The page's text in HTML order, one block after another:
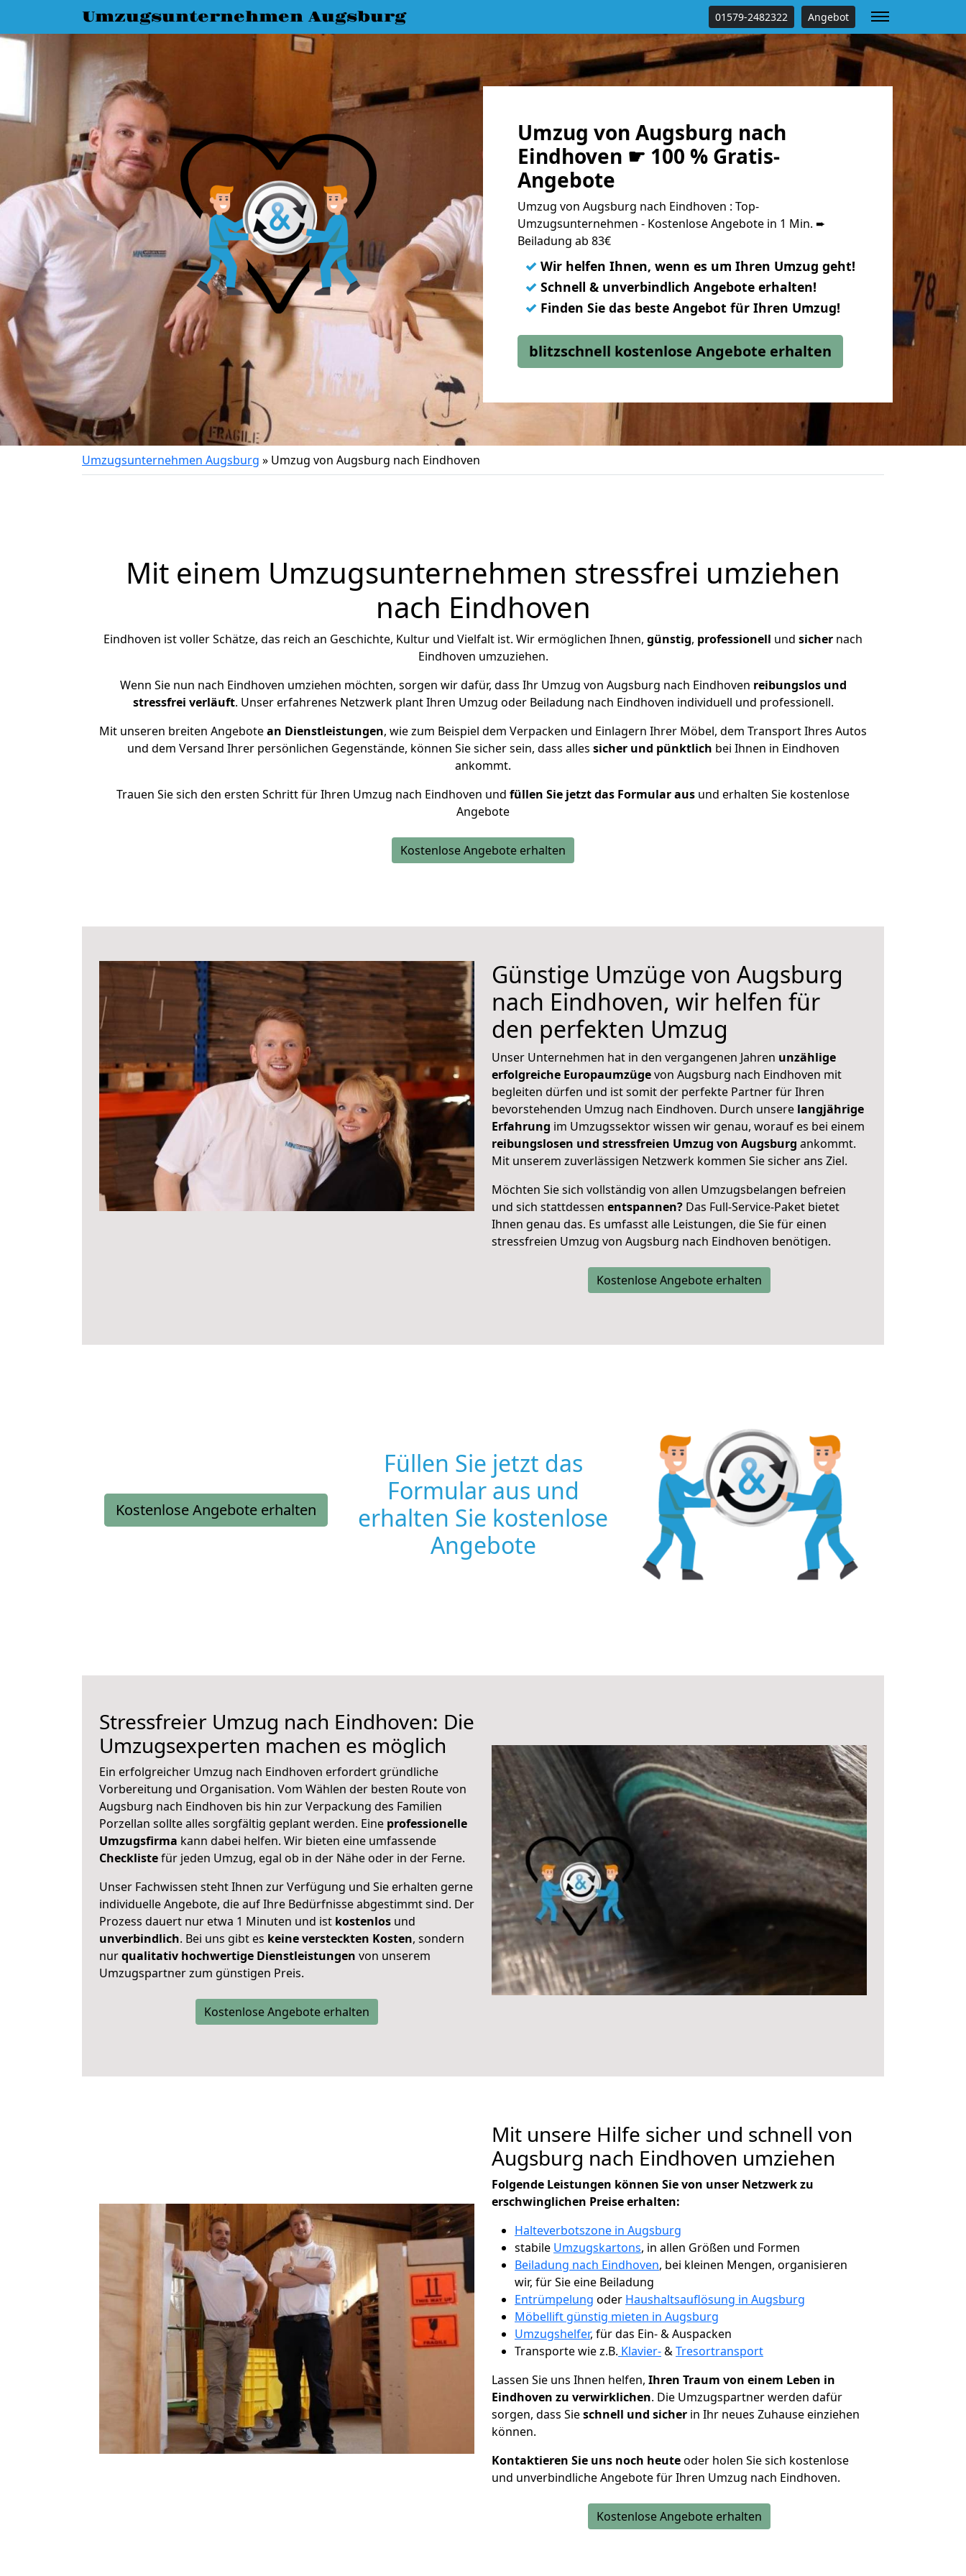
Umzugsunternehmen Augsburg 01579-2482322 Angebot
Umzug von Augsburg nach
Eindhoven ☛ 100 % Gratis-
Angebote
Umzug von Augsburg nach Eindhoven : Top-
Umzugsunternehmen - Kostenlose Angebote in 1 Min. ➨
Beiladung ab 83€
✓ Wir helfen Ihnen, wenn es um Ihren Umzug geht!
✓ Schnell & unverbindlich Angebote erhalten!
✓ Finden Sie das beste Angebot für Ihren Umzug!
blitzschnell kostenlose Angebote erhalten
Umzugsunternehmen Augsburg » Umzug von Augsburg nach Eindhoven
Mit einem Umzugsunternehmen stressfrei umziehen
nach Eindhoven
Eindhoven ist voller Schätze, das reich an Geschichte, Kultur und Vielfalt ist. Wir ermöglichen Ihnen, günstig, professionell und sicher nach
Eindhoven umzuziehen.
Wenn Sie nun nach Eindhoven umziehen möchten, sorgen wir dafür, dass Ihr Umzug von Augsburg nach Eindhoven reibungslos und
stressfrei verläuft. Unser erfahrenes Netzwerk plant Ihren Umzug oder Beiladung nach Eindhoven individuell und professionell.
Mit unseren breiten Angebotean Dienstleistungen, wie zum Beispiel dem Verpacken und Einlagern Ihrer Möbel, dem Transport Ihres Autos
und dem Versand Ihrer persönlichen Gegenstände, können Sie sicher sein, dass alles sicher und pünktlich bei Ihnen in Eindhoven
ankommt.
Trauen Sie sich den ersten Schritt für Ihren Umzug nach Eindhoven und füllen Sie jetzt das Formular aus und erhalten Sie kostenlose
Angebote
Kostenlose Angebote erhalten
Günstige Umzüge von Augsburg
nach Eindhoven, wir helfen für
den perfekten Umzug
Unser Unternehmen hat in den vergangenen Jahren unzählige
erfolgreiche Europaumzügevon Augsburg nach Eindhoven mit
begleiten dürfen und ist somit der perfekte Partner für Ihren
bevorstehenden Umzug nach Eindhoven. Durch unsere langjährige
Erfahrung im Umzugssektor wissen wir genau, worauf es bei einem
reibungslosen und stressfreien Umzug von Augsburg ankommt.
Mit unserem zuverlässigen Netzwerk kommen Sie sicher ans Ziel.
Möchten Sie sich vollständig von allen Umzugsbelangen befreien
und sich stattdessen entspannen? Das Full-Service-Paket bietet
Ihnen genau das. Es umfasst alle Leistungen, die Sie für einen
stressfreien Umzug von Augsburg nach Eindhoven benötigen.
Kostenlose Angebote erhalten
Kostenlose Angebote erhalten
Füllen Sie jetzt das
Formular aus und
erhalten Sie kostenlose
Angebote
Stressfreier Umzug nach Eindhoven: Die
Umzugsexperten machen es möglich
Ein erfolgreicher Umzug nach Eindhoven erfordert gründliche
Vorbereitung und Organisation. Vom Wählen der besten Route von
Augsburg nach Eindhoven bis hin zur Verpackung des Familien
Porzellan sollte alles sorgfältig geplant werden. Eine professionelle
Umzugsfirma kann dabei helfen. Wir bieten eine umfassende
Checklistefür jeden Umzug, egal ob in der Nähe oder in der Ferne.
Unser Fachwissen steht Ihnen zur Verfügung und Sie erhalten gerne
individuelle Angebote, die auf Ihre Bedürfnisse abgestimmt sind. Der
Prozess dauert nur etwa 1 Minuten und ist kostenlos und
unverbindlich. Bei uns gibt es keine versteckten Kosten, sondern
nurqualitativ hochwertige Dienstleistungen von unserem
Umzugspartner zum günstigen Preis.
Kostenlose Angebote erhalten
Mit unsere Hilfe sicher und schnell von
Augsburg nach Eindhoven umziehen
Folgende Leistungen können Sie von unser Netzwerk zu
erschwinglichen Preise erhalten:
Halteverbotszone in Augsburg
stabile Umzugskartons, in allen Größen und Formen
Beiladung nach Eindhoven, bei kleinen Mengen, organisieren
wir, für Sie eine Beiladung
Entrümpelung oder Haushaltsauflösung in Augsburg
Möbellift günstig mieten in Augsburg
Umzugshelfer, für das Ein- & Auspacken
Transporte wie z.B. Klavier-&Tresortransport
Lassen Sie uns Ihnen helfen, Ihren Traum von einem Leben in
Eindhoven zu verwirklichen. Die Umzugspartner werden dafür
sorgen, dass Sieschnell und sicher in Ihr neues Zuhause einziehen
können.
Kontaktieren Sie uns noch heuteoder holen Sie sich kostenlose
und unverbindliche Angebote für Ihren Umzug nach Eindhoven.
Kostenlose Angebote erhalten